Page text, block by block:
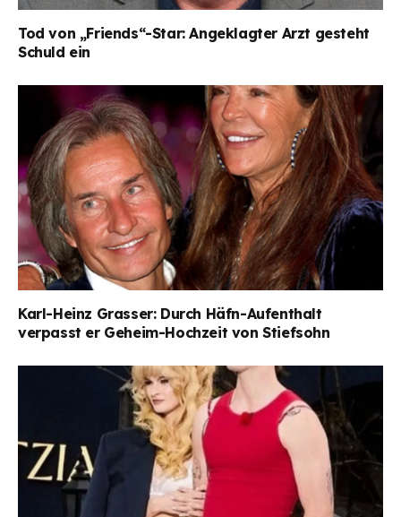
Tod von „Friends“-Star: Angeklagter Arzt gesteht
Schuld ein
Karl-Heinz Grasser: Durch Häfn-Aufenthalt
verpasst er Geheim-Hochzeit von Stiefsohn